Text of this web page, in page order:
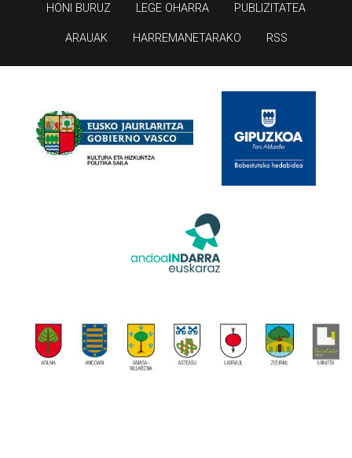
HONI BURUZ LEGE OHARRA PUBLIZITATEA
ARAUAK HARREMANETARAKO RSS